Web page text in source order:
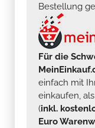
Bestellung
Für die
einfach mit
einkaufen,
(inkl.
Euro